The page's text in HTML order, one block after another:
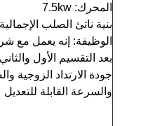
المحرك: 7.5kw
بنية ناتئ الصلب الإجمالية
الوظيفة: إنه يعمل مع
بعد التقسيم الأول
جودة الارتداد الزوجية
والسرعة القابلة للتعديل